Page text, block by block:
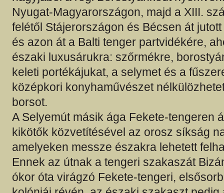
Nyugat-Magyarországon, majd a XIII.
felétől Stájerországon és Bécsen át
és azon át a Balti tenger partvidékére,
északi luxusárukra: szőrmékre,
keleti portékájukat, a selymet és a
középkori konyhaművészet
borsot.
A Selyemút másik ága Fekete-tengeren
kikötők közvetítésével az orosz síkság
amelyeken messze északra lehetett
Ennek az útnak a tengeri szakaszát
ókor óta virágzó Fekete-tengeri,